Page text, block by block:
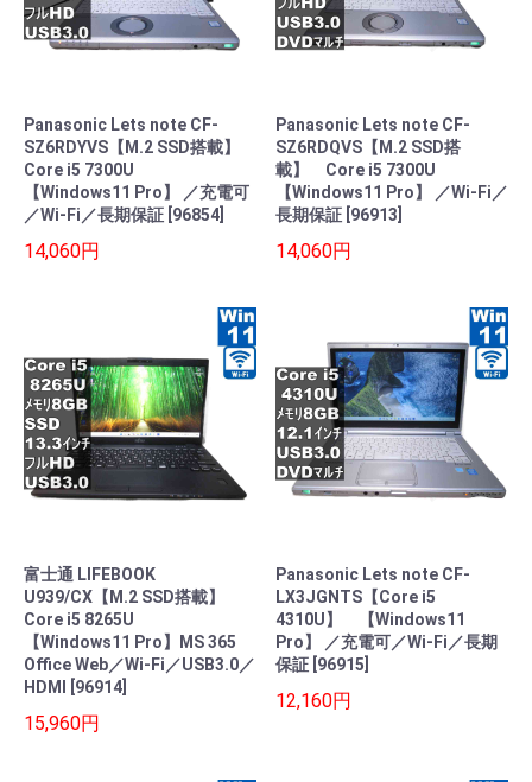
Panasonic Lets note CF-
SZ6RDYVS【M.2 SSD搭載】
Core i5 7300U
【Windows11 Pro】 ／充電可
／Wi-Fi／長期保証 [96854]
14,060円
Panasonic Lets note CF-
SZ6RDQVS【M.2 SSD搭
載】 Core i5 7300U
【Windows11 Pro】 ／Wi-Fi／
長期保証 [96913]
14,060円
富士通 LIFEBOOK
U939/CX【M.2 SSD搭載】
Core i5 8265U
【Windows11 Pro】MS 365
Office Web／Wi-Fi／USB3.0／
HDMI [96914]
15,960円
Panasonic Lets note CF-
LX3JGNTS【Core i5
4310U】 【Windows11
Pro】 ／充電可／Wi-Fi／長期
保証 [96915]
12,160円